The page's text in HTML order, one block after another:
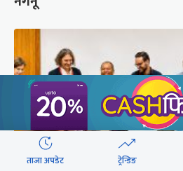
ताजा अपडेट ट्रेन्डिङ